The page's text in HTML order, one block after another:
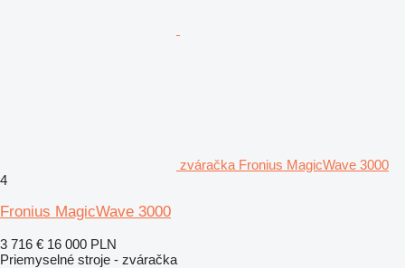
zváračka Fronius MagicWave 3000
4
Fronius MagicWave 3000
3 716 € 16 000 PLN
Priemyselné stroje - zváračka